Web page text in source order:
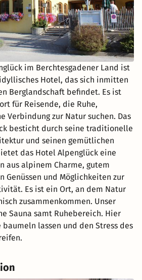
Das Abendessen ist
enthalten, damit Sie Ihre
können. Ob eine Einkehr am
Café unterwegs oder ein
Hütte – Sie entscheiden frei,
Küche auf sehr hohem Niveau:
frisch zubereitete, regional
zu. Diese werden von vielen
und als außergewöhnlich
Die Küche ist ein echtes
aktiven Urlaub genussvoll ab.
für Ausflüge:** Das DEVA Hotel
für Tagesausflüge nach Bad
Berchtesgaden mit Königssee
Region. Alle Ziele sind schnell
ideale Ergänzungen zu aktiven
Land flexibel mit
im Berchtesgadener Land ist
Hotel, das sich inmitten
Berglandschaft befindet. Es ist
für Reisende, die Ruhe,
Verbindung zur Natur suchen. Das
besticht durch seine traditionelle
und seinen gemütlichen
das Hotel Alpenglück eine
aus alpinem Charme, gutem
Genüssen und Möglichkeiten zur
Es ist ein Ort, an dem Natur
zusammenkommen. Unser
Sauna samt Ruhebereich. Hier
baumeln lassen und den Stress des